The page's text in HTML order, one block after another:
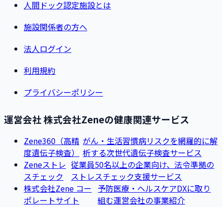
人間ドック認定施設とは
施設関係者の方へ
法人ログイン
利用規約
プライバシーポリシー
運営会社 株式会社Zeneの健康関連サービス
Zene360（高精
度遺伝子検査）
がん・生活習慣病リスクを網羅的に解
析する次世代遺伝子検査サービス
Zeneストレ
スチェック
従業員50名以上の企業向け、法令準拠の
ストレスチェック支援サービス
株式会社Zene コー
ポレートサイト
予防医療・ヘルスケアDXに取り
組む運営会社の事業紹介